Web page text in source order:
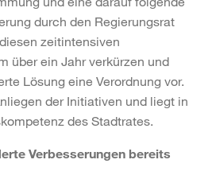
durch den Regierungsrat
zeitintensiven
über ein Jahr verkürzen und
Lösung eine Verordnung vor.
der Initiativen und liegt in
des Stadtrates.
Verbesserungen bereits